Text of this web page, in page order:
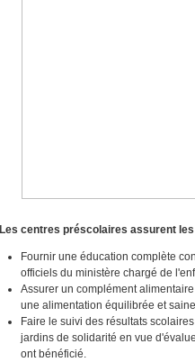
Les centres préscolaires assurent
Fournir une éducation complète
officiels du ministère chargé de
Assurer un complément
une alimentation équilibrée et
Faire le suivi des résultats
jardins de solidarité en vue
ont bénéficié.